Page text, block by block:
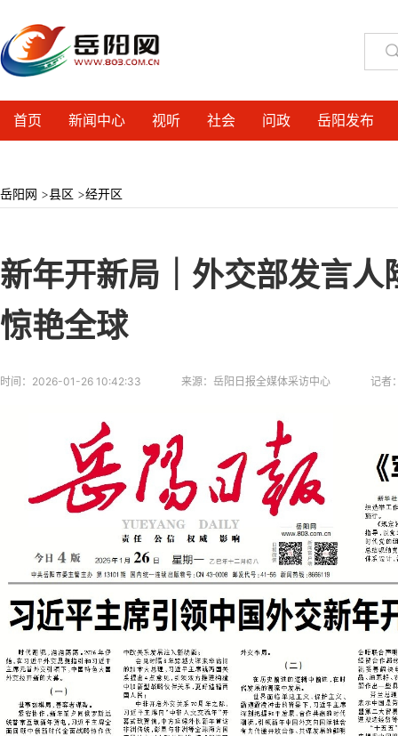
首页 新闻中心 视听 社会 问政 岳阳发布
岳阳网 >县区 >经开区
新年开新局｜外交部发言人
惊艳全球
时间： 2026-01-26 10:42:33 来源： 岳阳日报全媒体采访中心 记者